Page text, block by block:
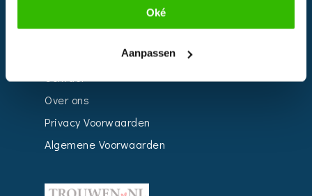
Oké
Aanpassen
Over ons
Privacy Voorwaarden
Algemene Voorwaarden